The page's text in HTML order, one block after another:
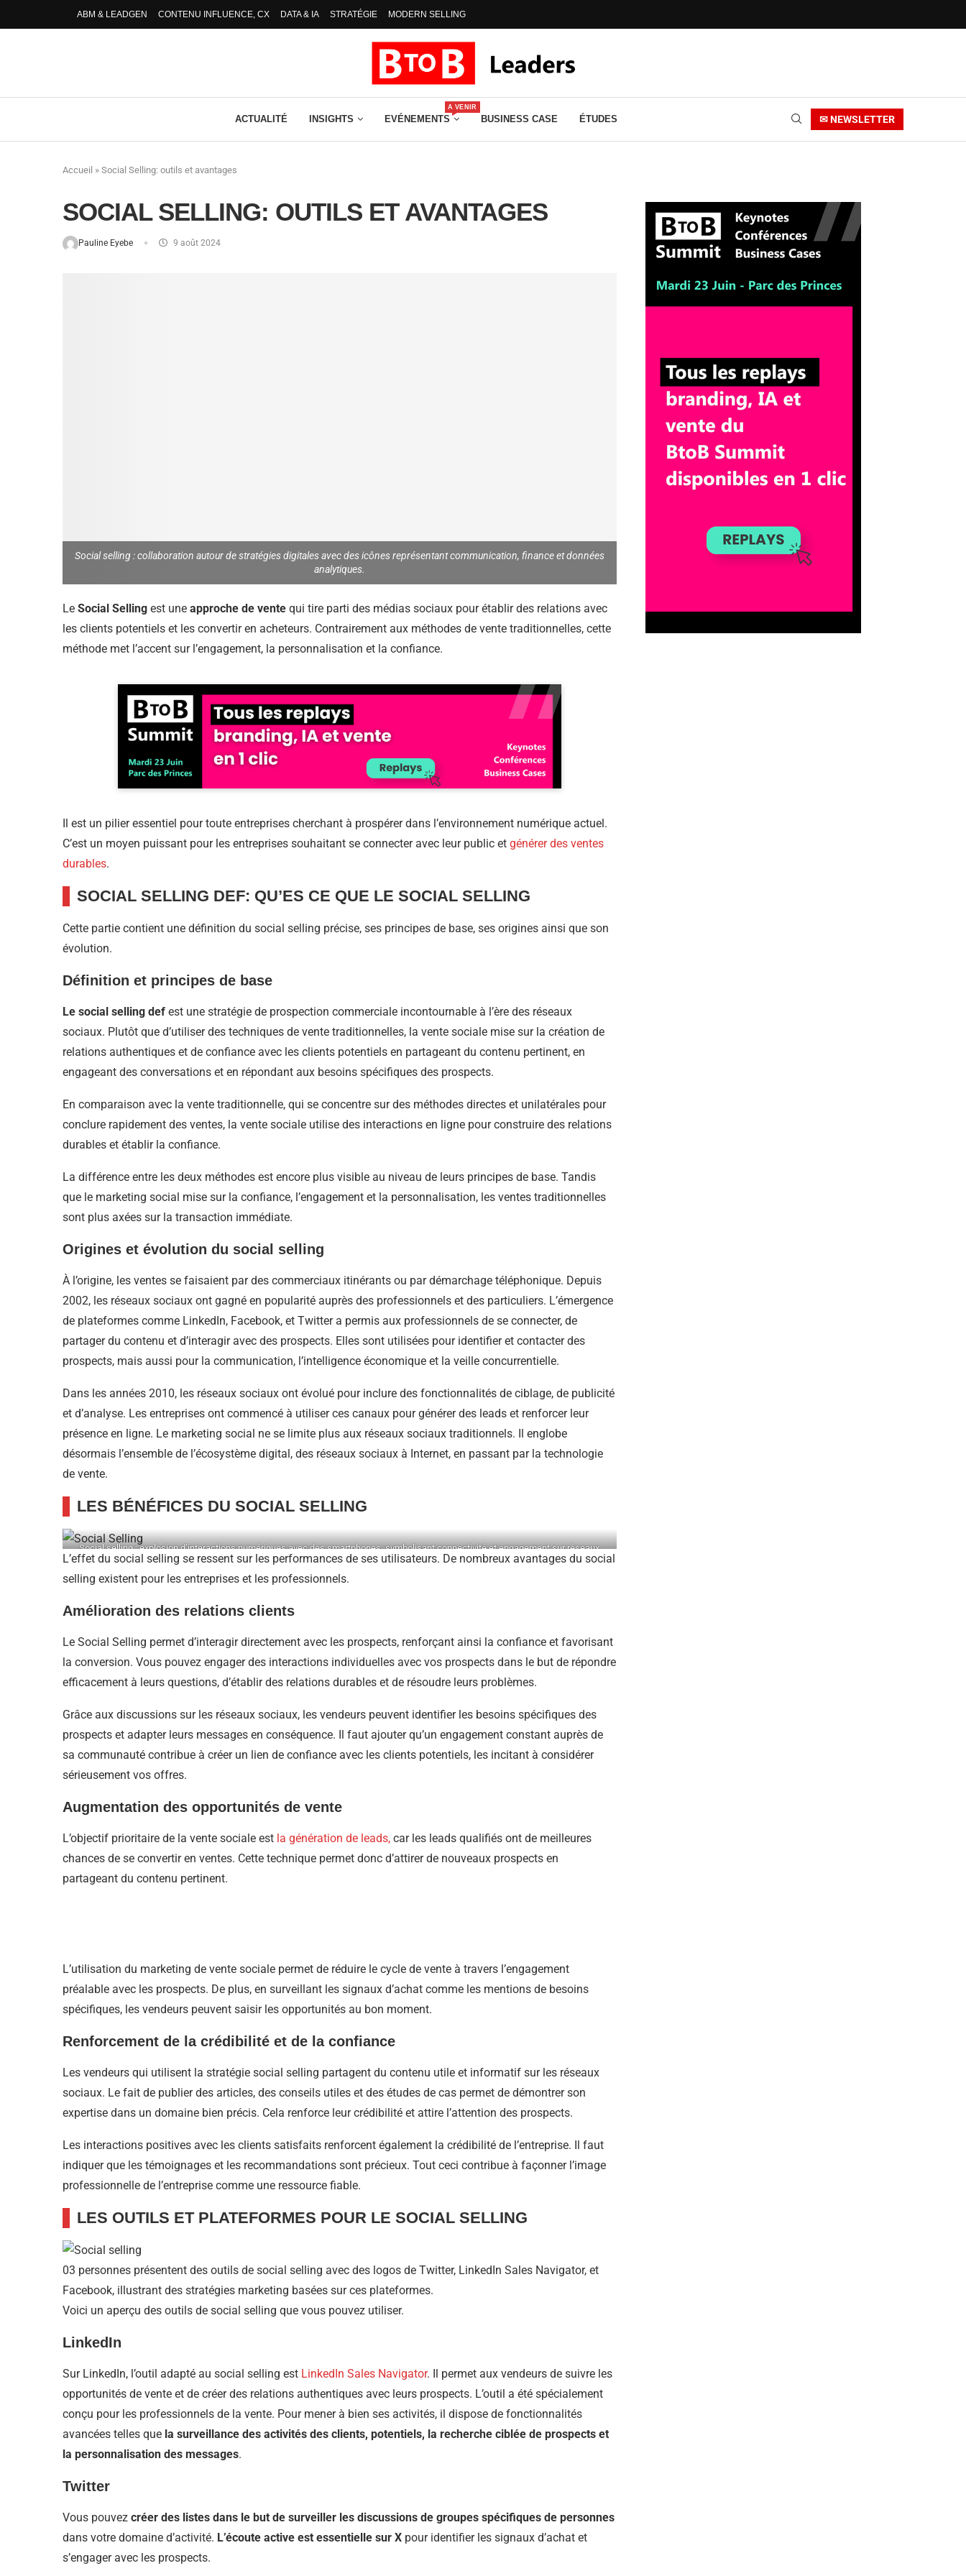
ABM & LEADGEN CONTENU INFLUENCE, CX DATA & IA STRATÉGIE MODERN SELLING
ACTUALITÉ INSIGHTS EVÉNEMENTS
A VENIR
BUSINESS CASE ÉTUDES ✉ NEWSLETTER
Accueil » Social Selling: outils et avantages
SOCIAL SELLING: OUTILS ET AVANTAGES
Pauline Eyebe 9 août 2024
Social selling : collaboration autour de stratégies digitales avec des icônes représentant communication, finance et données
analytiques.
Le Social Selling est une approche de vente qui tire parti des médias sociaux pour établir des relations avec
les clients potentiels et les convertir en acheteurs. Contrairement aux méthodes de vente traditionnelles, cette
méthode met l’accent sur l’engagement, la personnalisation et la confiance.
Il est un pilier essentiel pour toute entreprises cherchant à prospérer dans l’environnement numérique actuel.
C’est un moyen puissant pour les entreprises souhaitant se connecter avec leur public et générer des ventes
durables.
SOCIAL SELLING DEF: QU’ES CE QUE LE SOCIAL SELLING
Cette partie contient une définition du social selling précise, ses principes de base, ses origines ainsi que son
évolution.
Définition et principes de base
Le social selling def est une stratégie de prospection commerciale incontournable à l’ère des réseaux
sociaux. Plutôt que d’utiliser des techniques de vente traditionnelles, la vente sociale mise sur la création de
relations authentiques et de confiance avec les clients potentiels en partageant du contenu pertinent, en
engageant des conversations et en répondant aux besoins spécifiques des prospects.
En comparaison avec la vente traditionnelle, qui se concentre sur des méthodes directes et unilatérales pour
conclure rapidement des ventes, la vente sociale utilise des interactions en ligne pour construire des relations
durables et établir la confiance.
La différence entre les deux méthodes est encore plus visible au niveau de leurs principes de base. Tandis
que le marketing social mise sur la confiance, l’engagement et la personnalisation, les ventes traditionnelles
sont plus axées sur la transaction immédiate.
Origines et évolution du social selling
À l’origine, les ventes se faisaient par des commerciaux itinérants ou par démarchage téléphonique. Depuis
2002, les réseaux sociaux ont gagné en popularité auprès des professionnels et des particuliers. L’émergence
de plateformes comme LinkedIn, Facebook, et Twitter a permis aux professionnels de se connecter, de
partager du contenu et d’interagir avec des prospects. Elles sont utilisées pour identifier et contacter des
prospects, mais aussi pour la communication, l’intelligence économique et la veille concurrentielle.
Dans les années 2010, les réseaux sociaux ont évolué pour inclure des fonctionnalités de ciblage, de publicité
et d’analyse. Les entreprises ont commencé à utiliser ces canaux pour générer des leads et renforcer leur
présence en ligne. Le marketing social ne se limite plus aux réseaux sociaux traditionnels. Il englobe
désormais l’ensemble de l’écosystème digital, des réseaux sociaux à Internet, en passant par la technologie
de vente.
LES BÉNÉFICES DU SOCIAL SELLING
Social selling : explosion d’interactions numériques avec des smartphones, symbolisant connectivité et engagement sur réseaux
L’effet du social selling se ressent sur les performances de ses utilisateurs. De nombreux avantages du social
selling existent pour les entreprises et les professionnels.
Amélioration des relations clients
Le Social Selling permet d’interagir directement avec les prospects, renforçant ainsi la confiance et favorisant
la conversion. Vous pouvez engager des interactions individuelles avec vos prospects dans le but de répondre
efficacement à leurs questions, d’établir des relations durables et de résoudre leurs problèmes.
Grâce aux discussions sur les réseaux sociaux, les vendeurs peuvent identifier les besoins spécifiques des
prospects et adapter leurs messages en conséquence. Il faut ajouter qu’un engagement constant auprès de
sa communauté contribue à créer un lien de confiance avec les clients potentiels, les incitant à considérer
sérieusement vos offres.
Augmentation des opportunités de vente
L’objectif prioritaire de la vente sociale est la génération de leads, car les leads qualifiés ont de meilleures
chances de se convertir en ventes. Cette technique permet donc d’attirer de nouveaux prospects en
partageant du contenu pertinent.
L’utilisation du marketing de vente sociale permet de réduire le cycle de vente à travers l’engagement
préalable avec les prospects. De plus, en surveillant les signaux d’achat comme les mentions de besoins
spécifiques, les vendeurs peuvent saisir les opportunités au bon moment.
Renforcement de la crédibilité et de la confiance
Les vendeurs qui utilisent la stratégie social selling partagent du contenu utile et informatif sur les réseaux
sociaux. Le fait de publier des articles, des conseils utiles et des études de cas permet de démontrer son
expertise dans un domaine bien précis. Cela renforce leur crédibilité et attire l’attention des prospects.
Les interactions positives avec les clients satisfaits renforcent également la crédibilité de l’entreprise. Il faut
indiquer que les témoignages et les recommandations sont précieux. Tout ceci contribue à façonner l’image
professionnelle de l’entreprise comme une ressource fiable.
LES OUTILS ET PLATEFORMES POUR LE SOCIAL SELLING
03 personnes présentent des outils de social selling avec des logos de Twitter, LinkedIn Sales Navigator, et
Facebook, illustrant des stratégies marketing basées sur ces plateformes.
Voici un aperçu des outils de social selling que vous pouvez utiliser.
LinkedIn
Sur LinkedIn, l’outil adapté au social selling est LinkedIn Sales Navigator. Il permet aux vendeurs de suivre les
opportunités de vente et de créer des relations authentiques avec leurs prospects. L’outil a été spécialement
conçu pour les professionnels de la vente. Pour mener à bien ses activités, il dispose de fonctionnalités
avancées telles que la surveillance des activités des clients, potentiels, la recherche ciblée de prospects et
la personnalisation des messages.
Twitter
Vous pouvez créer des listes dans le but de surveiller les discussions de groupes spécifiques de personnes
dans votre domaine d’activité. L’écoute active est essentielle sur X pour identifier les signaux d’achat et
s’engager avec les prospects.